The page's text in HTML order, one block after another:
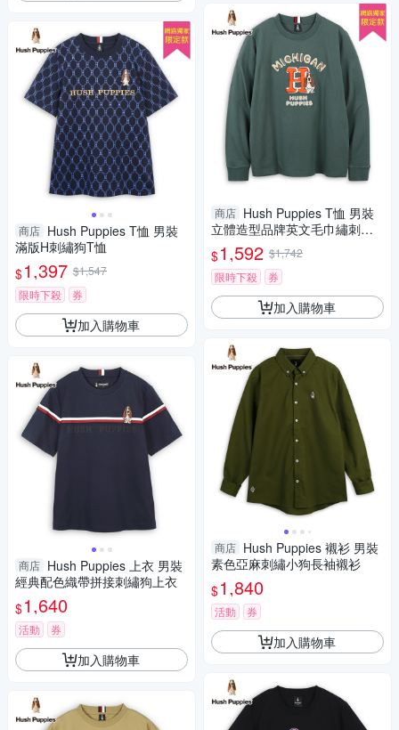
商店 Hush Puppies T恤 男裝
滿版H刺繡狗T恤
$1,397 $1,547
限時下殺
券
加入購物車
商店 Hush Puppies 上衣 男裝
經典配色織帶拼接刺繡狗上衣
$1,640
活動 券
加入購物車
商店 Hush Puppies T恤 男裝
立體造型品牌英文毛巾繡刺繡
狗長袖T恤
$1,592 $1,742
限時下殺
券
加入購物車
商店 Hush Puppies 襯衫 男裝
素色亞麻刺繡小狗長袖襯衫
$1,840
活動 券
加入購物車